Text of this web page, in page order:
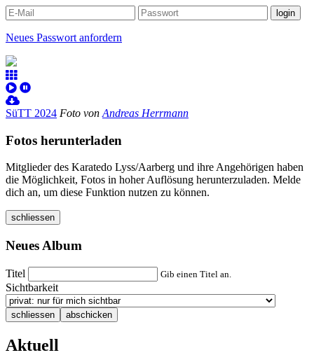
Neues Passwort anfordern
SüTT 2024 Foto von Andreas Herrmann
Fotos herunterladen
Mitglieder des Karatedo Lyss/Aarberg und ihre Angehörigen haben
die Möglichkeit, Fotos in hoher Auflösung herunterzuladen. Melde
dich an, um diese Funktion nutzen zu können.
schliessen
Neues Album
Titel Gib einen Titel an.
Sichtbarkeit
schliessen abschicken
Aktuell